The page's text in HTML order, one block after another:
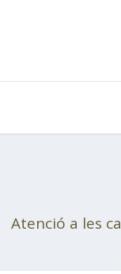
Atenció a les